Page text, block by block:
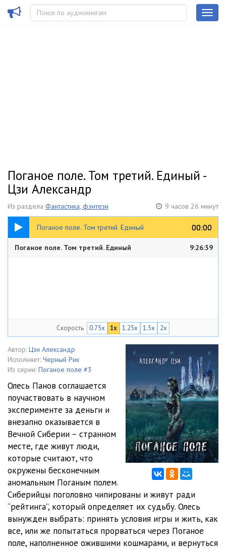
Поганое поле. Том третий. Единый -
Цзи Александр
Из раздела Фантастика, фэнтези 9 часов 26 минут
Поганое поле. Том третий. Единый 00:00
00:00
9:26:39
Поганое поле. Том третий. Единый 9:26:39
Скорость 0.75x 1x 1.25x 1.5x 2x
Автор: Цзи Александр
Исполняет: Черный Рик
Из серии: Поганое поле #3
Олесь Панов соглашается
поучаствовать в научном
эксперименте за деньги и
внезапно оказывается в
Вечной Сиберии – странном
месте, где живут люди,
которые считают, что
окружены бесконечным
аномальным Поганым полем.
Сиберийцы поголовно чипированы и живут ради
“рейтинга”, который определяет их судьбу. Олесь
вынужден выбрать: принять условия игры и жить, как
все, или же попытаться прорваться через Поганое
поле, наполненное ожившими кошмарами, и вернуться